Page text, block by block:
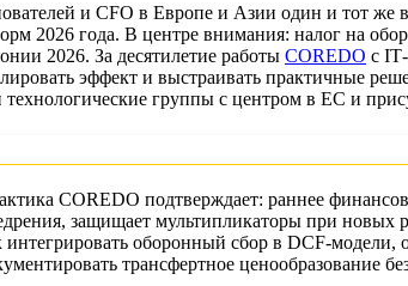
и CFO в Европе и Азии один и тот же
2026 года. В центре внимания: налог на
2026. За десятилетие работы COREDO с
эффект и выстраивать практичные
технологические группы с центром в ЕС и
COREDO подтверждает: раннее
защищает мультипликаторы при новых
интегрировать оборонный сбор в DCF‑модели,
трансфертное ценообразование